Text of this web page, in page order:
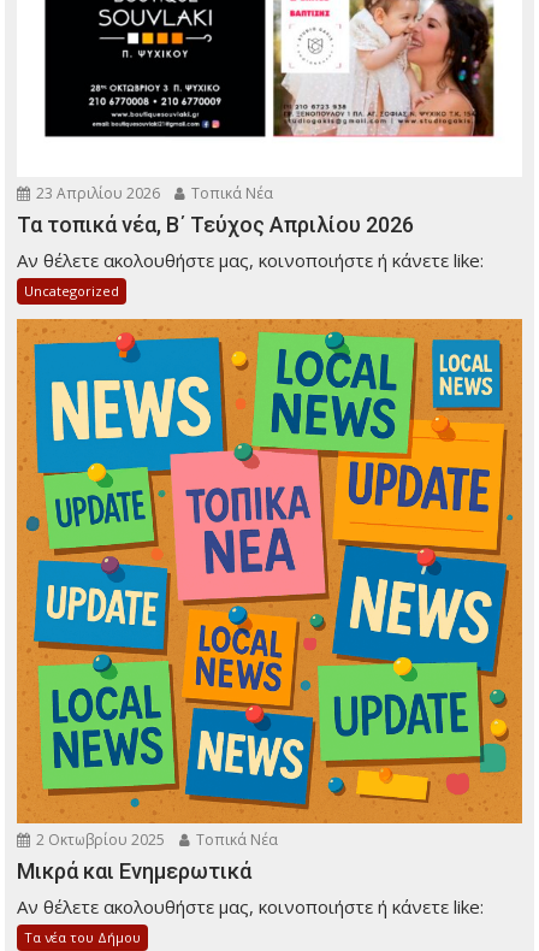
23 Απριλίου 2026 Τοπικά Νέα
Τα τοπικά νέα, Β΄ Τεύχος Απριλίου 2026
Αν θέλετε ακολουθήστε μας, κοινοποιήστε ή κάνετε like:
Uncategorized
2 Οκτωβρίου 2025 Τοπικά Νέα
Μικρά και Ενημερωτικά
Αν θέλετε ακολουθήστε μας, κοινοποιήστε ή κάνετε like:
Τα νέα του Δήμου